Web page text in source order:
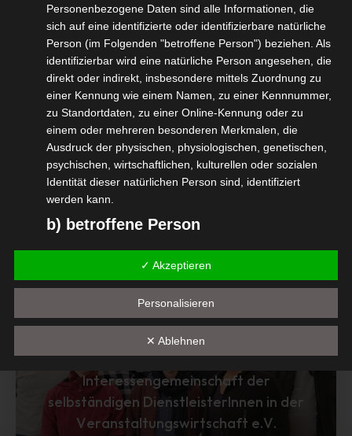
https://www.isdv.net/isdv_businesscare.html
Diesen Beitrag teilen
Mitglied Werden
Interessengemeinschaft der
selbständigen DienstleisterInnen in der
Veranstaltungswirtschaft e.V.
Personenbezogene Daten sind alle Informationen, die
sich auf eine identifizierte oder identifizierbare natürliche
Person (im Folgenden "betroffene Person") beziehen. Als
identifizierbar wird eine natürliche Person angesehen, die
direkt oder indirekt, insbesondere mittels Zuordnung zu
einer Kennung wie einem Namen, zu einer Kennnummer,
zu Standortdaten, zu einer Online-Kennung oder zu
einem oder mehreren besonderen Merkmalen, die
Ausdruck der physischen, physiologischen, genetischen,
psychischen, wirtschaftlichen, kulturellen oder sozialen
Identität dieser natürlichen Person sind, identifiziert
werden kann.
b) betroffene Person
Betroffene Person ist jede identifizierte oder
identifizierbare natürliche Person, deren
personenbezogene Daten von dem für die Verarbeitung
Verantwortlichen verarbeitet werden.
c) Verarbeitung
Verarbeitung ist jeder mit oder ohne Hilfe automatisierter
Verfahren ausgeführte Vorgang oder jede solche
Vorgangsreihe im Zusammenhang mit
personenbezogenen Daten wie das Erheben, das
Erfassen, die Organisation, das Ordnen, die Speicherung,
✓ Akzeptieren
Personalisieren
✕ Ablehnen